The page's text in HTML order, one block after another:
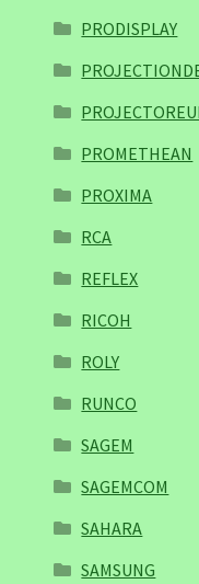
PRODISPLAY
PROMETHEAN
PROXIMA
RCA
REFLEX
RICOH
ROLY
RUNCO
SAGEM
SAGEMCOM
SAHARA
SAMSUNG